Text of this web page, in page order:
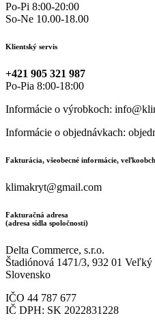
Po-Pi 8:00-20:00
So-Ne 10.00-18.00
Klientský servis
+421 905 321 987
Po-Pia 8:00-18:00
Informácie o výrobkoch:
Informácie o objednávkach:
Fakturácia, všeobecné informácie,
klimakryt@gmail.com
Fakturačná adresa
(adresa sídla spoločnosti)
Delta Commerce, s.r.o.
Štadiónová 1471/3, 932 01 Veľký
Slovensko
IČO 44 787 677
IČ DPH: SK 2022831228